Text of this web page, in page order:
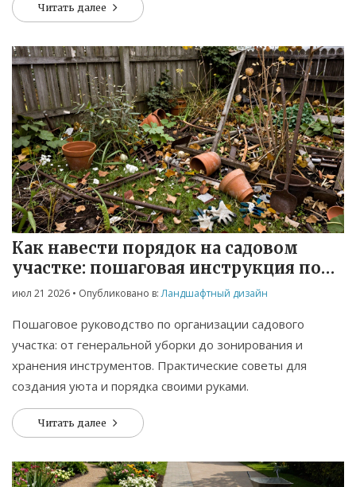
Читать далее
Как навести порядок на садовом
участке: пошаговая инструкция по
организации пространства
июл 21 2026 • Опубликовано в:Ландшафтный дизайн
Пошаговое руководство по организации садового
участка: от генеральной уборки до зонирования и
хранения инструментов. Практические советы для
создания уюта и порядка своими руками.
Читать далее